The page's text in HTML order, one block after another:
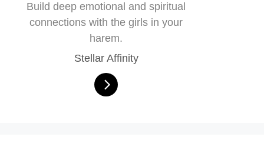
Build deep emotional and spiritual
connections with the girls in your
harem.
Stellar Affinity